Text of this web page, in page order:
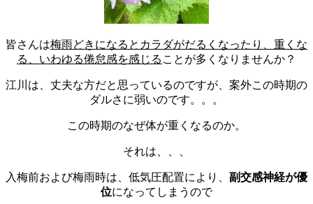
皆さんは梅雨どきになるとカラダがだるくなったり、重くな
る、いわゆる倦怠感を感じる ことが多くなりませんか？
江川は、丈夫な方だと思っているのですが、案外この時期の
ダルさに弱いのです。。。
この時期のなぜ体が重くなるのか。
それは、、、
入梅前および梅雨時は、低気圧配置により、 副交感神経が優
位になってしまうので